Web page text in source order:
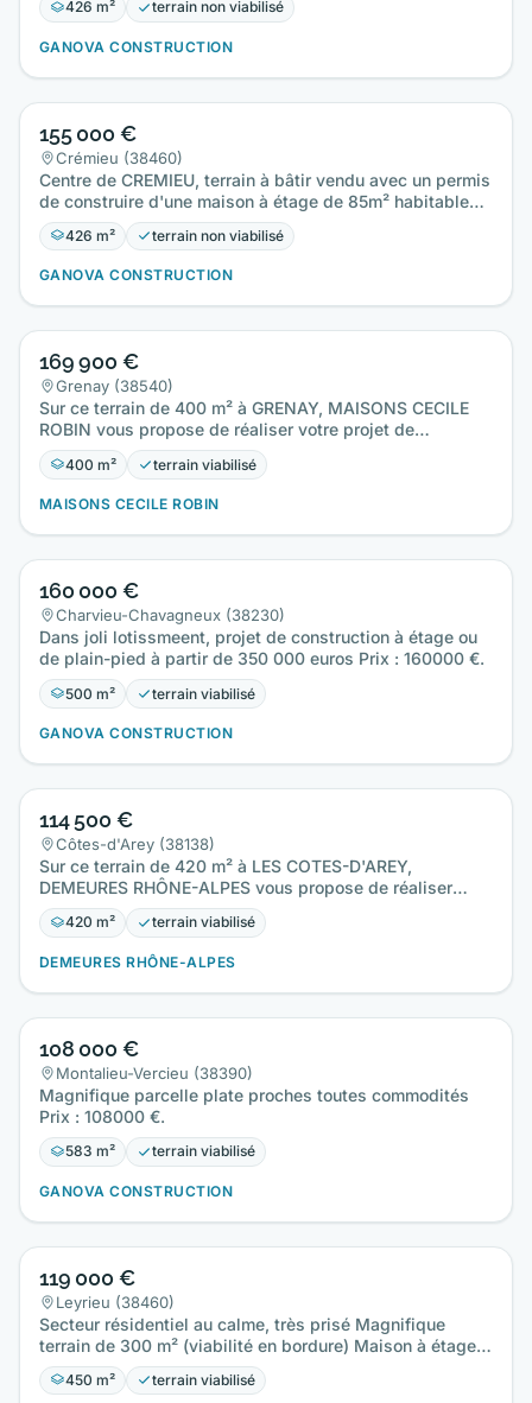
426 m² terrain non viabilisé
GANOVA CONSTRUCTION
155 000 €
Crémieu (38460)
Centre de CREMIEU, terrain à bâtir vendu avec un permis
de construire d'une maison à étage de 85m² habitables
+ garage…
426 m² terrain non viabilisé
GANOVA CONSTRUCTION
169 900 €
Grenay (38540)
Sur ce terrain de 400 m² à GRENAY, MAISONS CECILE
ROBIN vous propose de réaliser votre projet de
construction de maison…
400 m² terrain viabilisé
MAISONS CECILE ROBIN
160 000 €
Charvieu-Chavagneux (38230)
Dans joli lotissmeent, projet de construction à étage ou
de plain-pied à partir de 350 000 euros Prix : 160000 €.
500 m² terrain viabilisé
GANOVA CONSTRUCTION
114 500 €
Côtes-d'Arey (38138)
Sur ce terrain de 420 m² à LES COTES-D'AREY,
DEMEURES RHÔNE-ALPES vous propose de réaliser
votre projet de construction…
420 m² terrain viabilisé
DEMEURES RHÔNE-ALPES
108 000 €
Montalieu-Vercieu (38390)
Magnifique parcelle plate proches toutes commodités
Prix : 108000 €.
583 m² terrain viabilisé
GANOVA CONSTRUCTION
119 000 €
Leyrieu (38460)
Secteur résidentiel au calme, très prisé Magnifique
terrain de 300 m² (viabilité en bordure) Maison à étage
de 80 m² +…
450 m² terrain viabilisé